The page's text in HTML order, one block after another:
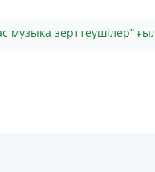
музыка зерттеушілер”